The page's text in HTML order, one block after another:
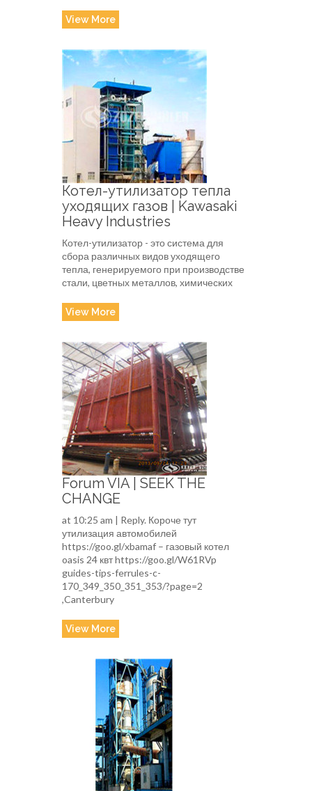
View More
Котел-утилизатор тепла
уходящих газов | Kawasaki
Heavy Industries
Котел-утилизатор - это система для
сбора различных видов уходящего
тепла, генерируемого при производстве
стали, цветных металлов, химических
View More
Forum VIA | SEEK THE
CHANGE
at 10:25 am | Reply. Короче тут
утилизация автомобилей
https://goo.gl/xbamaf – газовый котел
oasis 24 квт https://goo.gl/W61RVp
guides-tips-ferrules-c-
170_349_350_351_353/?page=2
,Canterbury
View More